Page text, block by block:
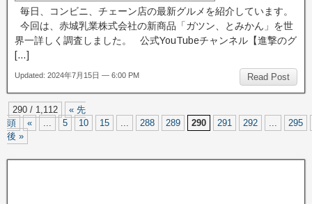
毎日、コンビニ、チェーン店の最新グルメを紹介しています。
今回は、赤城乳業株式会社の新商品「ガツン、とみかん」を世
界一詳しく調査しました。 公式YouTubeチャンネル【進撃のグ
[…]
Read Post
Updated: 2024年7月15日 — 6:00 PM
290 / 1,112
« 先
頭
« ... 5 10 15 ... 288 289 290 291 292 ...
295
後 »